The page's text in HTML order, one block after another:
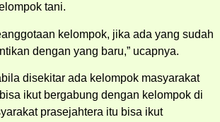
tani.
kelompok, jika ada yang sudah
dengan yang baru,” ucapnya.
disekitar ada kelompok masyarakat
ikut bergabung dengan kelompok di
prasejahtera itu bisa ikut